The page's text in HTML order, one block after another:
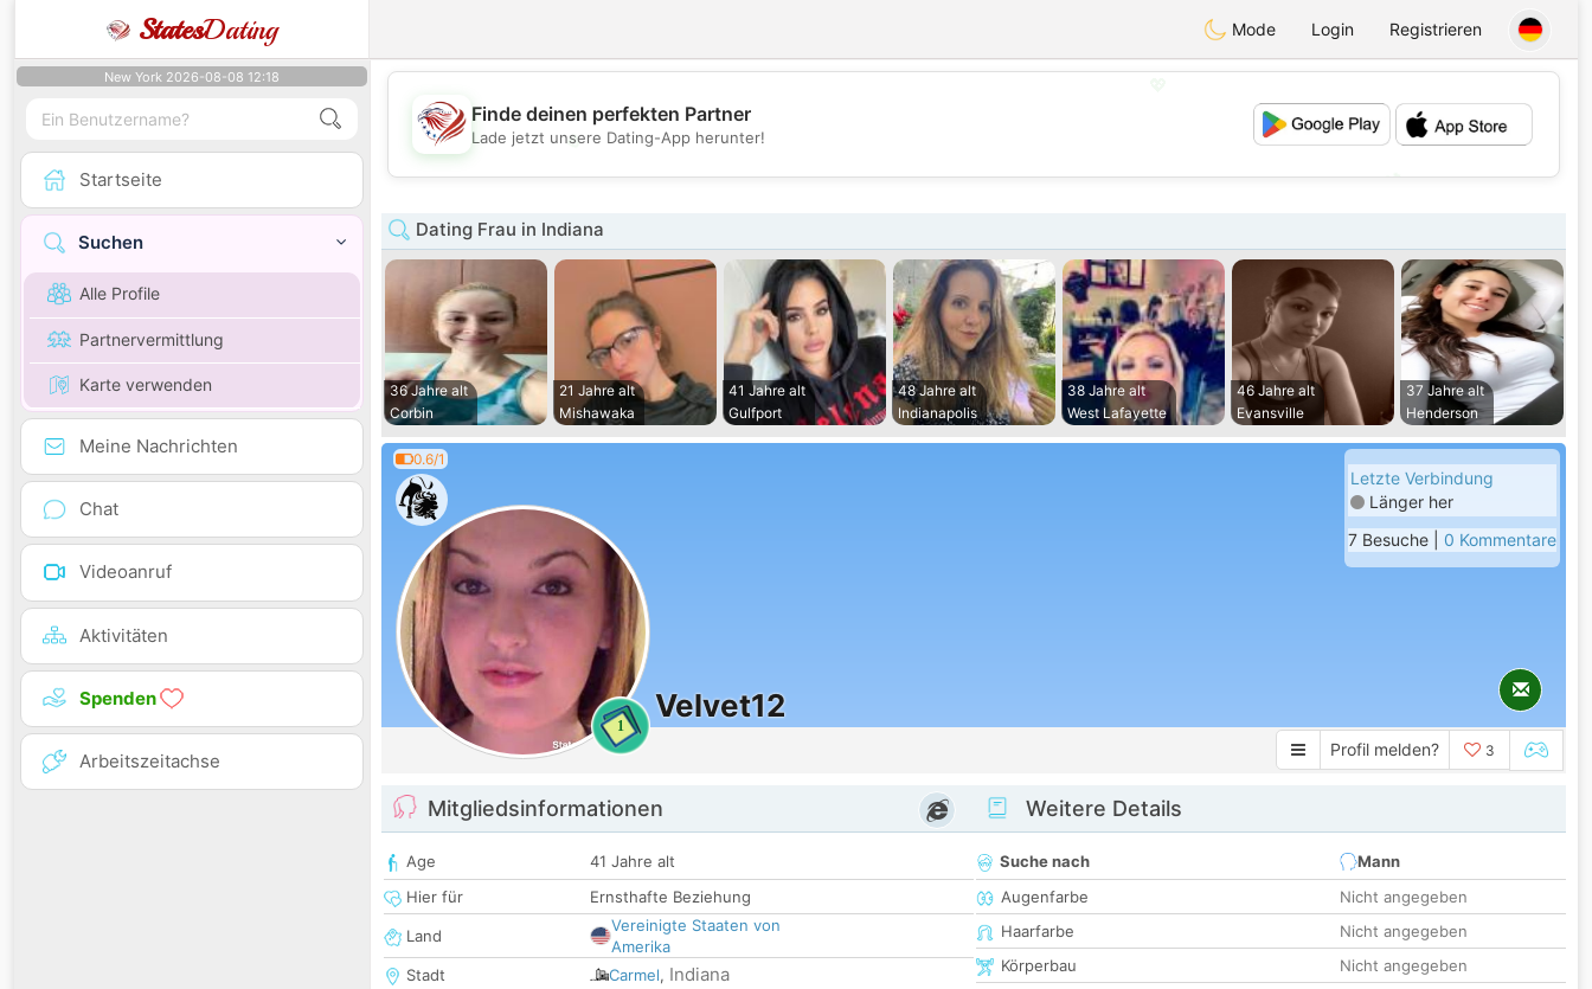
StatesDating Mode Login Registrieren
New York 2026-08-08 12:18
Startseite
Suchen
Alle Profile
Partnervermittlung
Karte verwenden
Meine Nachrichten
Chat
Videoanruf
Aktivitäten
Spenden
Arbeitszeitachse
💕
Finde deinen perfekten Partner
Lade jetzt unsere Dating-App herunter!
Dating Frau in Indiana
36 Jahre alt
Corbin
21 Jahre alt
Mishawaka
41 Jahre alt
Gulfport
48 Jahre alt
Indianapolis
38 Jahre alt
West Lafayette
46 Jahre alt
Evansville
37 Jahre alt
Henderson
0.6/1
1
Velvet12
Letzte Verbindung
Länger her
7 Besuche | 0 Kommentare
Profil melden? 3
Mitgliedsinformationen
Age
41 Jahre alt
Hier für
Ernsthafte Beziehung
Land
Vereinigte Staaten von
Amerika
Stadt
Carmel, Indiana
Weitere Details
Suche nach
Mann
Augenfarbe
Nicht angegeben
Haarfarbe
Nicht angegeben
Körperbau
Nicht angegeben